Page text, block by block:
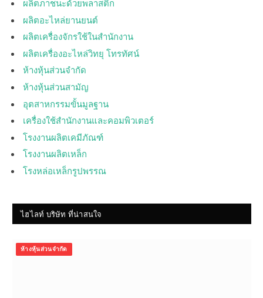
ผลิตภาชนะด้วยพลาสติก
ผลิตอะไหล่ยานยนต์
ผลิตเครื่องจักรใช้ในสำนักงาน
ผลิตเครื่องอะไหล่วิทยุ โทรทัศน์
ห้างหุ้นส่วนจำกัด
ห้างหุ้นส่วนสามัญ
อุตสาหกรรมขั้นมูลฐาน
เครื่องใช้สำนักงานและคอมพิวเตอร์
โรงงานผลิตเคมีภัณฑ์
โรงงานผลิตเหล็ก
โรงหล่อเหล็กรูปพรรณ
ไฮไลท์ บริษัท ที่น่าสนใจ
ห้างหุ้นส่วนจำกัด